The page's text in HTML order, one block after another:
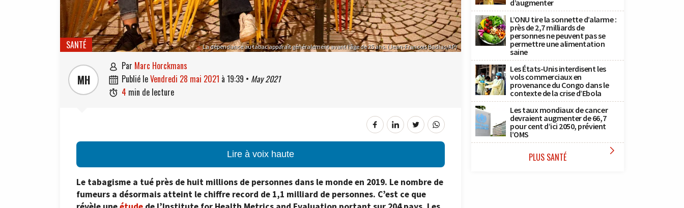
La dépendance au tabac apparaît généralement avant l’âge de 25 ans. (Jean-Francois Badias/AP)
SANTÉ
MH
 par Marc Horckmans
 publié le vendredi 28 mai 2021 à 19:39 • May 2021
 4 min de lecture
Lire à voix haute
Le tabagisme a tué près de huit millions de personnes dans le monde en 2019. Le nombre de
fumeurs a désormais atteint le chiffre record de 1,1 milliard de personnes. C’est ce que
d’augmenter
L’ONU tire la sonnette d’alarme :
près de 2,7 milliards de
personnes ne peuvent pas se
permettre une alimentation
saine
Les États-Unis interdisent les
vols commerciaux en
provenance du Congo dans le
contexte de la crise d’Ebola
Les taux mondiaux de cancer
devraient augmenter de 66,7
pour cent d’ici 2050, prévient
l’OMS
PLUS SANTÉ 